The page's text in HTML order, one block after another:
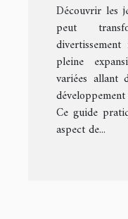
Découvrir les
peut
pleine
variées allant
Ce guide
aspect de...